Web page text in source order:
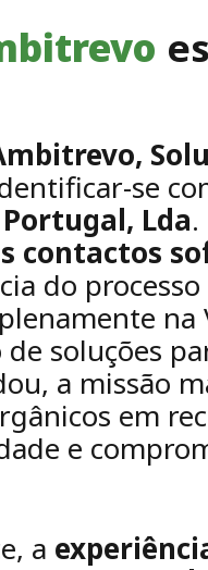
se
Lda
contactos
do
na
soluções
a missão
em
e
a